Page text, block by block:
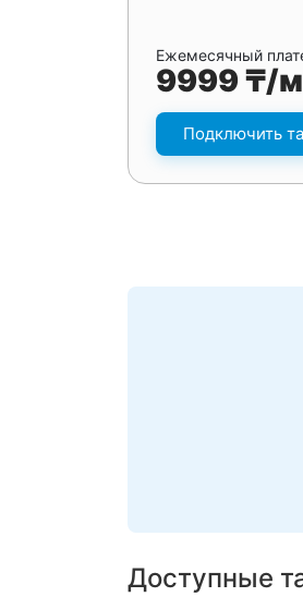
Ежемесячный
9999 ₸/
Подключить
Доступные